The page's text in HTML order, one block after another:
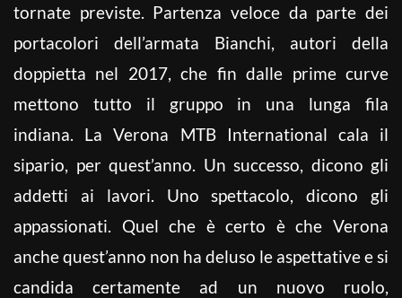
tornate previste. Partenza veloce da parte dei
portacolori dell’armata Bianchi, autori della
doppietta nel 2017, che fin dalle prime curve
mettono tutto il gruppo in una lunga fila
indiana. La Verona MTB International cala il
sipario, per quest’anno. Un successo, dicono gli
addetti ai lavori. Uno spettacolo, dicono gli
appassionati. Quel che è certo è che Verona
anche quest’anno non ha deluso le aspettative e si
candida certamente ad un nuovo ruolo,